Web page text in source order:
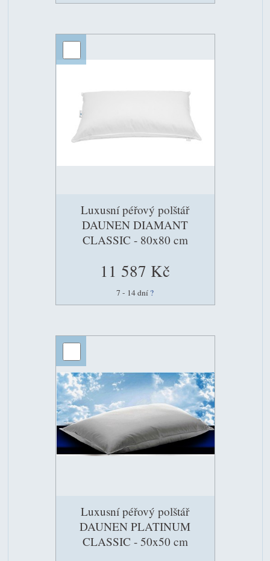
Luxusní péřový polštář
DAUNEN DIAMANT
CLASSIC - 80x80 cm
11 587 Kč
7 - 14 dní ?
Luxusní péřový polštář
DAUNEN PLATINUM
CLASSIC - 50x50 cm